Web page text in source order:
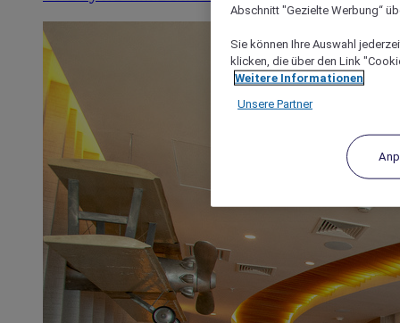
Abschnitt "Gezielte Werbung“
Sie können Ihre Auswahl
klicken, die über den Link
Weitere Informationen
Unsere Partner